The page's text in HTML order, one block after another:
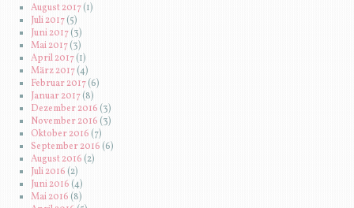
August 2017(1)
Juli 2017(5)
Juni 2017(3)
Mai 2017(3)
April 2017(1)
März 2017(4)
Februar 2017(6)
Januar 2017(8)
Dezember 2016 (3)
November 2016 (3)
Oktober 2016(7)
September 2016 (6)
August 2016(2)
Juli 2016(2)
Juni 2016 (4)
Mai 2016 (8)